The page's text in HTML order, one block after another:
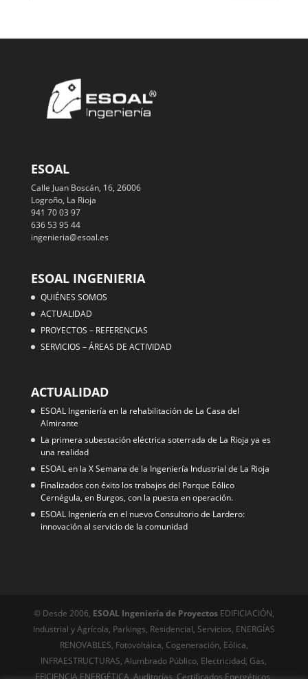
ESOAL
Calle Juan Boscán, 16, 26006
Logroño, La Rioja
941 70 03 97
636 53 95 44
ingenieria@esoal.es
ESOAL INGENIERIA
QUIÉNES SOMOS
ACTUALIDAD
PROYECTOS – REFERENCIAS
SERVICIOS – ÁREAS DE ACTIVIDAD
ACTUALIDAD
ESOAL Ingeniería en la rehabilitación de La Casa del
Almirante
La primera subestación eléctrica soterrada de La Rioja ya es
una realidad
ESOAL en la X Semana de la Ingeniería Industrial de La Rioja
Finalizados con éxito los trabajos del Parque Eólico
Cernégula, en Burgos, con la puesta en operación.
ESOAL Ingeniería en el nuevo Consultorio de Lardero:
innovación al servicio de la comunidad
© Desde 2006, ESOAL Ingeniería de Proyectos EDIFICIACIÓN,
Industrial y Agrícola, Parkings, Residencial, Servicios, ENERGÍAS
RENOVABLES, Fotovoltáica, Cogeneración, Eólica,
INFRAESTRUCTURAS, Alumbrado Público, Electricidad, Gas,